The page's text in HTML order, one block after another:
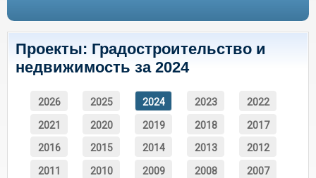
Проекты: Градостроительство и
недвижимость за 2024
2026 2025 2024 2023 2022
2021 2020 2019 2018 2017
2016 2015 2014 2013 2012
2011 2010 2009 2008 2007